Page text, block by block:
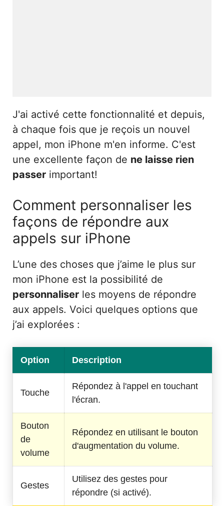
J'ai activé cette fonctionnalité et depuis,
à chaque fois que je reçois un nouvel
appel, mon iPhone m'en informe. C'est
une excellente façon de ne laisse rien
passer important!
Comment personnaliser les
façons de répondre aux
appels sur iPhone
L’une des choses que j’aime le plus sur
mon iPhone est la possibilité de
personnaliser les moyens de répondre
aux appels. Voici quelques options que
j’ai explorées :
Option Description
Touche
Répondez à l'appel en touchant
l'écran.
Bouton
de
volume
Répondez en utilisant le bouton
d'augmentation du volume.
Gestes
Utilisez des gestes pour
répondre (si activé).